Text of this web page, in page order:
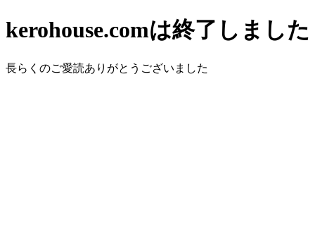
kerohouse.comは終了しました
長らくのご愛読ありがとうございました